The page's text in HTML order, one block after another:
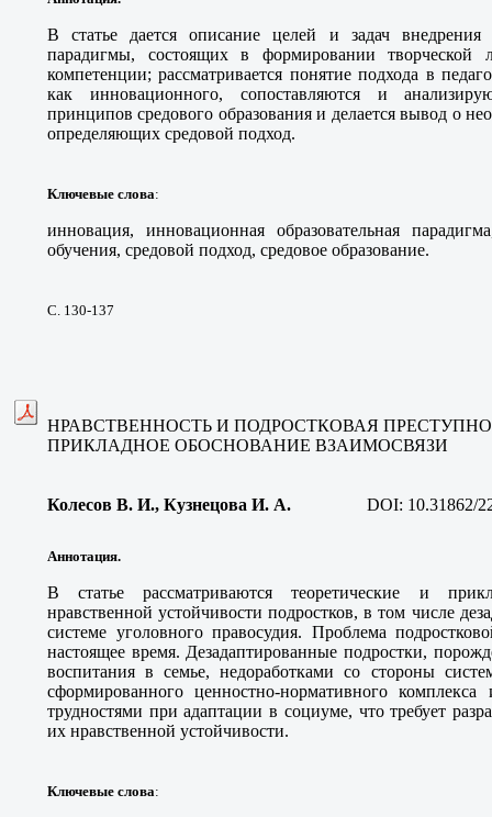
В статье дается описание целей и задач внедрения
парадигмы, состоящих в формировании
компетенции; рассматривается понятие подхода в
как инновационного, сопоставляются и
принципов средового образования и делается вывод о
определяющих средовой подход.
Ключевые слова:
инновация, инновационная образовательная
обучения, средовой подход, средовое образование.
С. 130-137
НРАВСТВЕННОСТЬ И ПОДРОСТКОВАЯ
ПРИКЛАДНОЕ ОБОСНОВАНИЕ ВЗАИМОСВЯЗИ
Колесов В. И., Кузнецова И. А. DOI: 10.31862/
Аннотация.
В статье рассматриваются теоретические и
нравственной устойчивости подростков, в том числе
системе уголовного правосудия. Проблема
настоящее время. Дезадаптированные подростки,
воспитания в семье, недоработками со стороны
сформированного ценностно-нормативного
трудностями при адаптации в социуме, что требует
их нравственной устойчивости.
Ключевые слова: